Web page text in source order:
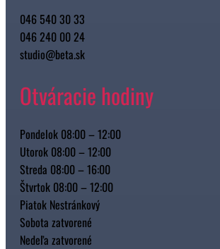
046 540 30 33
046 240 00 24
studio@beta.sk
Otváracie hodiny
Pondelok 08:00 – 12:00
Utorok 08:00 – 12:00
Streda 08:00 – 16:00
Štvrtok 08:00 – 12:00
Piatok Nestránkový
Sobota zatvorené
Nedeľa zatvorené